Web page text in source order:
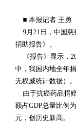
■ 本报记者 王勇
9月21日，中国慈
捐助报告》。
《报告》显示，
中，我国内地全年
无权威统计数据）。
由于抗癌药品捐赠
额占GDP总量比例
元，创历史新高。